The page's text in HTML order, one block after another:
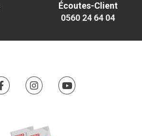
Écoutes-Client
0560 24 64 04